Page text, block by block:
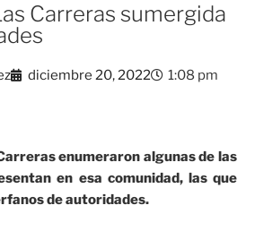
Carreras sumergida
diciembre 20, 2022 1:08 pm
enumeraron algunas de las
en esa comunidad, las que
de autoridades.